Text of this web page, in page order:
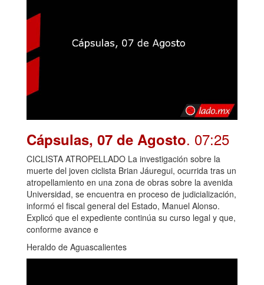
Cápsulas, 07 de Agosto. 07:25
CICLISTA ATROPELLADO La investigación sobre la
muerte del joven ciclista Brian Jáuregui, ocurrida tras un
atropellamiento en una zona de obras sobre la avenida
Universidad, se encuentra en proceso de judicialización,
informó el fiscal general del Estado, Manuel Alonso.
Explicó que el expediente continúa su curso legal y que,
conforme avance e
Heraldo de Aguascalientes